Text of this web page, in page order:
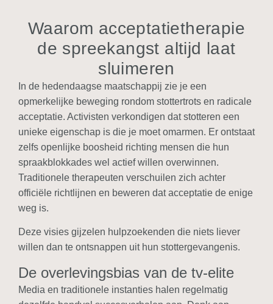
Waarom acceptatietherapie
de spreekangst altijd laat
sluimeren
In de hedendaagse maatschappij zie je een
opmerkelijke beweging rondom stottertrots en radicale
acceptatie. Activisten verkondigen dat stotteren een
unieke eigenschap is die je moet omarmen. Er ontstaat
zelfs openlijke boosheid richting mensen die hun
spraakblokkades wel actief willen overwinnen.
Traditionele therapeuten verschuilen zich achter
officiële richtlijnen en beweren dat acceptatie de enige
weg is.
Deze visies gijzelen hulpzoekenden die niets liever
willen dan te ontsnappen uit hun stottergevangenis.
De overlevingsbias van de tv-elite
Media en traditionele instanties halen regelmatig